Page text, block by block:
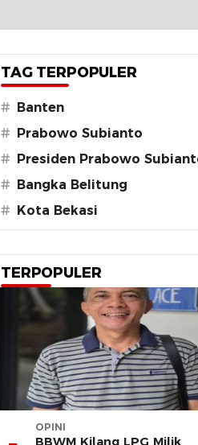
TAG TERPOPULER
# Banten
# Prabowo Subianto
# Presiden Prabowo
# Bangka Belitung
# Kota Bekasi
TERPOPULER
OPINI
BBWM Kilang LPG Milik